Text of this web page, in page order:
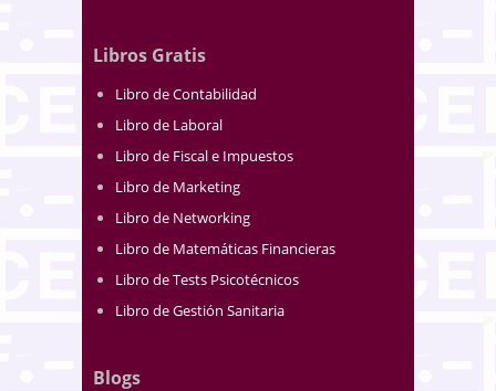
Libros Gratis
Libro de Contabilidad
Libro de Laboral
Libro de Fiscal e Impuestos
Libro de Marketing
Libro de Networking
Libro de Matemáticas Financieras
Libro de Tests Psicotécnicos
Libro de Gestión Sanitaria
Blogs